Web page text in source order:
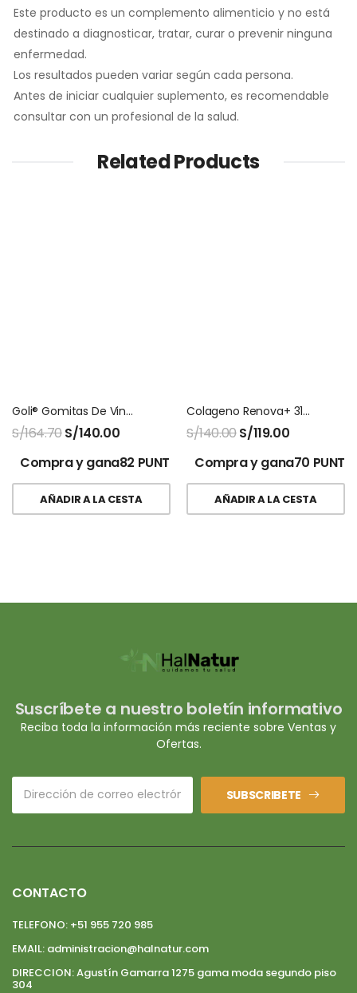
Este producto es un complemento alimenticio y no está
destinado a diagnosticar, tratar, curar o prevenir ninguna
enfermedad.
Los resultados pueden variar según cada persona.
Antes de iniciar cualquier suplemento, es recomendable
consultar con un profesional de la salud.
Related Products
Goli® Gomitas De Vinagre De Sidra De Manzana – 60 Gomitas
S/164.70S/140.00
Compra y gana82 PUNTOS!
AÑADIR A LA CESTA
Colageno Renova+ 315g Doypack
S/140.00S/119.00
Compra y gana70
AÑADIR A LA CESTA
Suscríbete a nuestro boletín informativo
Reciba toda la información más reciente sobre Ventas y
Ofertas.
SUBSCRIBETE
CONTACTO
TELEFONO: +51 955 720 985
EMAIL: administracion@halnatur.com
DIRECCION:Agustín Gamarra 1275 gama moda segundo piso
304